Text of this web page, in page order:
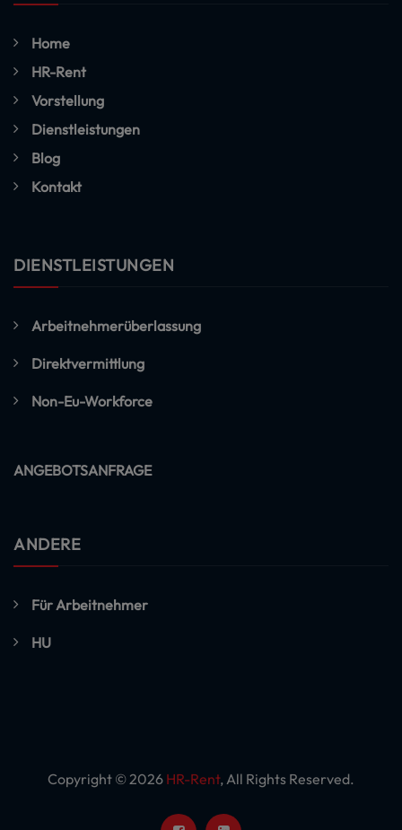
Home
HR-Rent
Vorstellung
Dienstleistungen
Blog
Kontakt
DIENSTLEISTUNGEN
Arbeitnehmerüberlassung
Direktvermittlung
Non-Eu-Workforce
ANGEBOTSANFRAGE
ANDERE
Für Arbeitnehmer
HU
Copyright © 2026 HR-Rent, All Rights Reserved.